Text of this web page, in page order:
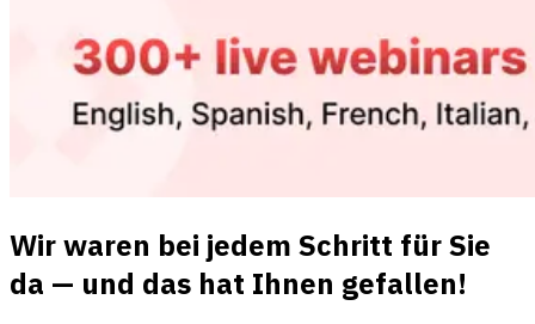
Wir waren bei jedem Schritt für Sie
da — und das hat Ihnen gefallen!